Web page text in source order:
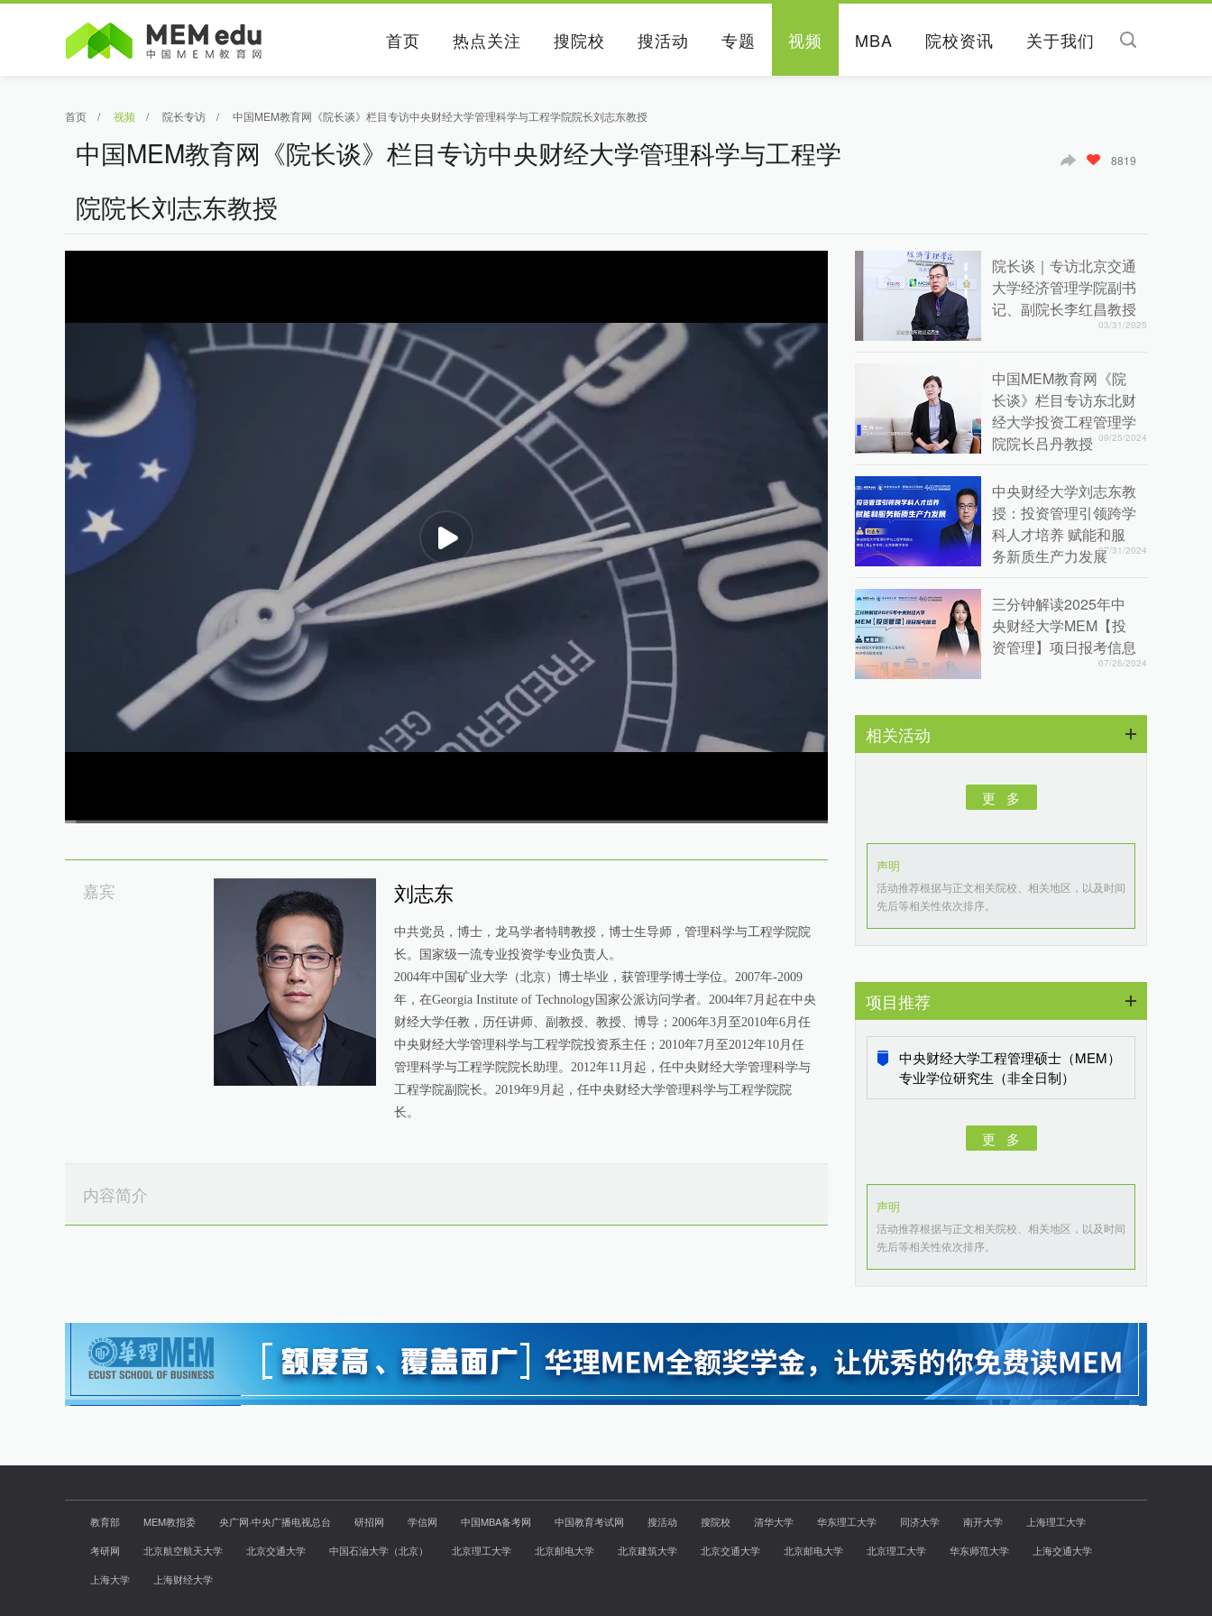
首页 热点关注 搜院校 搜活动 专题 视频 MBA 院校资讯 关于我们
首页 / 视频 / 院长专访 / 中国MEM教育网《院长谈》栏目专访中央财经大学管理科学与工程学院院长刘志东教授
中国MEM教育网《院长谈》栏目专访中央财经大学管理科学与工程学
院院长刘志东教授
8819
嘉宾 刘志东
中共党员，博士，龙马学者特聘教授，博士生导师，管理科学与工程学院院
长。国家级一流专业投资学专业负责人。
2004年中国矿业大学（北京）博士毕业，获管理学博士学位。2007年-2009
年，在Georgia Institute of Technology国家公派访问学者。2004年7月起在中央
财经大学任教，历任讲师、副教授、教授、博导；2006年3月至2010年6月任
中央财经大学管理科学与工程学院投资系主任；2010年7月至2012年10月任
管理科学与工程学院院长助理。2012年11月起，任中央财经大学管理科学与
工程学院副院长。2019年9月起，任中央财经大学管理科学与工程学院院
长。
内容简介
院长谈｜专访北京交通
大学经济管理学院副书
记、副院长李红昌教授
03/31/2025
中国MEM教育网《院
长谈》栏目专访东北财
经大学投资工程管理学
院院长吕丹教授 09/25/2024
中央财经大学刘志东教
授：投资管理引领跨学
科人才培养 赋能和服
务新质生产力发展07/31/2024
三分钟解读2025年中
央财经大学MEM【投
资管理】项日报考信息
07/26/2024
相关活动
更 多
声明
活动推荐根据与正文相关院校、相关地区，以及时间
先后等相关性依次排序。
项目推荐
中央财经大学工程管理硕士（MEM）
专业学位研究生（非全日制）
更 多
声明
活动推荐根据与正文相关院校、相关地区，以及时间
先后等相关性依次排序。
教育部 MEM教指委 央广网·中央广播电视总台 研招网 学信网 中国MBA备考网 中国教育考试网 搜活动 搜院校 清华大学 华东理工大学 同济大学 南开大学
上海理工大学
考研网
北京航空航天大学 北京交通大学 中国石油大学（北京） 北京理工大学 北京邮电大学 北京建筑大学 北京交通大学 北京邮电大学 北京理工大学 华东师范大学
上海交通大学
上海大学
上海财经大学